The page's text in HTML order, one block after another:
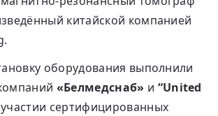
китайской компанией
оборудования выполнили
«Белмедснаб» и “United
сертифицированных